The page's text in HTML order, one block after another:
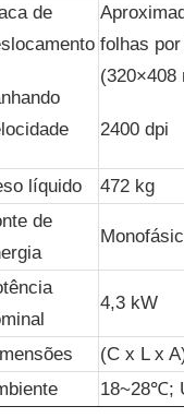
de
folhas
(320×408
2400 dpi
líquido
472 kg
de
4,3 kW
(C x L x
18~28℃;